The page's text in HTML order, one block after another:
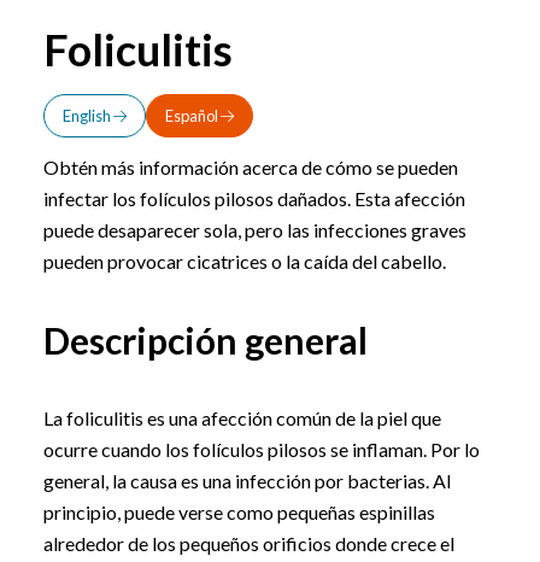
Foliculitis
English Español
Obtén más información acerca de cómo se pueden
infectar los folículos pilosos dañados. Esta afección
puede desaparecer sola, pero las infecciones graves
pueden provocar cicatrices o la caída del cabello.
Descripción general
La foliculitis es una afección común de la piel que
ocurre cuando los folículos pilosos se inflaman. Por lo
general, la causa es una infección por bacterias. Al
principio, puede verse como pequeñas espinillas
alrededor de los pequeños orificios donde crece el